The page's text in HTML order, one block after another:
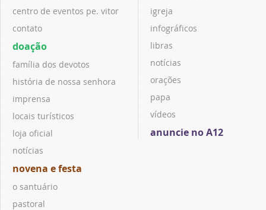
centro de eventos pe. vitor
contato
doação
família dos devotos
história de nossa senhora
imprensa
locais turísticos
loja oficial
notícias
novena e festa
o santuário
pastoral
igreja
infográficos
libras
notícias
orações
papa
vídeos
anuncie no A12